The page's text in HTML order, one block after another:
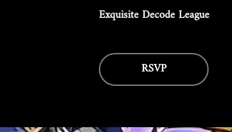
Exquisite Decode League
RSVP